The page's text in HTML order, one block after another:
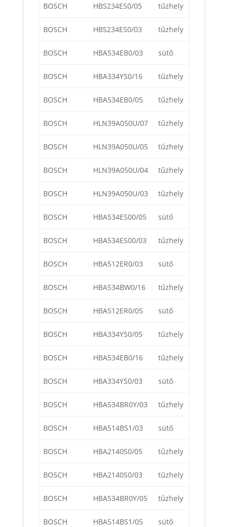
BOSCH HBS234ES0/05 tűzhely
BOSCH HBS234ES0/03 tűzhely
BOSCH HBA534EB0/03 sütő
BOSCH HBA334YS0/16 tűzhely
BOSCH HBA534EB0/05 tűzhely
BOSCH HLN39A050U/07 tűzhely
BOSCH HLN39A050U/05 tűzhely
BOSCH HLN39A050U/04 tűzhely
BOSCH HLN39A050U/03 tűzhely
BOSCH HBA534ES00/05 sütő
BOSCH HBA534ES00/03 tűzhely
BOSCH HBA512ER0/03 sütő
BOSCH HBA534BW0/16 tűzhely
BOSCH HBA512ER0/05 sütő
BOSCH HBA334YS0/05 tűzhely
BOSCH HBA534EB0/16 tűzhely
BOSCH HBA334YS0/03 sütő
BOSCH HBA534BR0Y/03 tűzhely
BOSCH HBA514BS1/03 sütő
BOSCH HBA2140S0/05 tűzhely
BOSCH HBA2140S0/03 tűzhely
BOSCH HBA534BR0Y/05 tűzhely
BOSCH HBA514BS1/05 sütő